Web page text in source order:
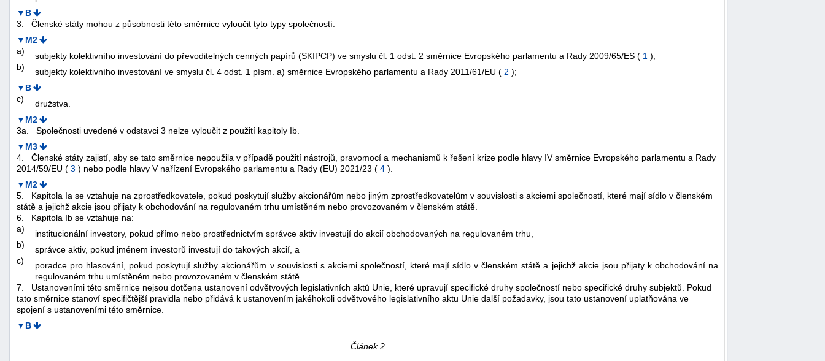
▼B
3.
Členské státy mohou z působnosti této směrnice vyloučit tyto typy společností:
▼M2
a)
subjekty kolektivního investování do převoditelných cenných papírů (SKIPCP) ve smyslu čl. 1 odst. 2 směrnice Evropského parlamentu a Rady 2009/65/ES ( 1 );
b)
subjekty kolektivního investování ve smyslu čl. 4 odst. 1 písm. a) směrnice Evropského parlamentu a Rady 2011/61/EU ( 2 );
▼B
c)
družstva.
▼M2
3a.
Společnosti uvedené v odstavci 3 nelze vyloučit z použití kapitoly Ib.
▼M3
4.
Členské státy zajistí, aby se tato směrnice nepoužila v případě použití nástrojů, pravomocí a mechanismů k řešení krize podle hlavy IV směrnice Evropského parlamentu a Rady
2014/59/EU ( 3 ) nebo podle hlavy V nařízení Evropského parlamentu a Rady (EU) 2021/23 ( 4 ).
▼M2
5.
Kapitola Ia se vztahuje na zprostředkovatele, pokud poskytují služby akcionářům nebo jiným zprostředkovatelům v souvislosti s akciemi společností, které mají sídlo v členském
státě a jejichž akcie jsou přijaty k obchodování na regulovaném trhu umístěném nebo provozovaném v členském státě.
6.
Kapitola Ib se vztahuje na:
a)
institucionální investory, pokud přímo nebo prostřednictvím správce aktiv investují do akcií obchodovaných na regulovaném trhu,
b)
správce aktiv, pokud jménem investorů investují do takových akcií, a
c)
poradce pro hlasování, pokud poskytují služby akcionářům v souvislosti s akciemi společností, které mají sídlo v členském státě a jejichž akcie jsou přijaty k obchodování na
regulovaném trhu umístěném nebo provozovaném v členském státě.
7.
Ustanoveními této směrnice nejsou dotčena ustanovení odvětvových legislativních aktů Unie, které upravují specifické druhy společností nebo specifické druhy subjektů. Pokud
tato směrnice stanoví specifičtější pravidla nebo přidává k ustanovením jakéhokoli odvětvového legislativního aktu Unie další požadavky, jsou tato ustanovení uplatňována ve
spojení s ustanoveními této směrnice.
▼B
Článek 2